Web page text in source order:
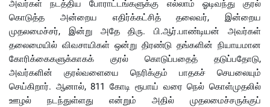
அவர்கள் நடத்திய போராட்டங்களுக்கு எல்லாம் ஓடிவந்து குரல்
கொடுத்த அன்றைய எதிர்க்கட்சித் தலைவர், இன்றைய
முதலமைச்சர், இன்று அதே திரு. பி.ஆர்.பாண்டியன் அவர்கள்
தலைமையில் விவசாயிகள் ஒன்று திரண்டு தங்களின் நியாயமான
கோரிக்கைகளுக்காகக் குரல் கொடுப்பதைத் தடுப்பதோடு,
அவர்களின் குரல்வளையை நெரிக்கும் பாதகச் செயலையும்
செய்கிறார். ஆனால், 811 கோடி ரூபாய் வரை நெல் கொள்முதலில்
ஊழல் நடந்துள்ளது என்றும் அதில் முதலமைச்சருக்குப்